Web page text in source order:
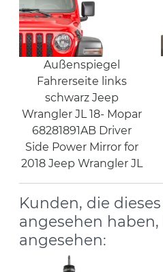
Außenspiegel
Fahrerseite links
schwarz Jeep
Wrangler JL 18- Mopar
68281891AB Driver
Side Power Mirror for
2018 Jeep Wrangler JL
Kunden, die
angesehen
angesehen: